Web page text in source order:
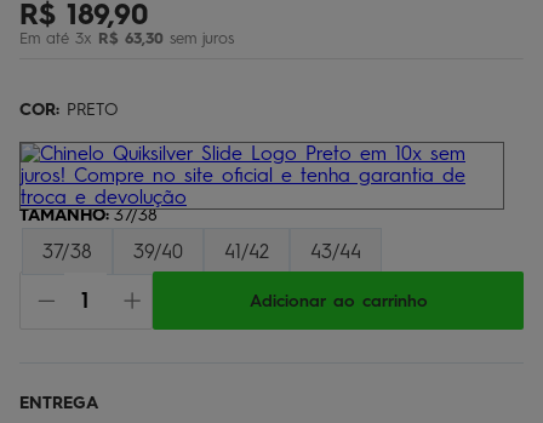
R$ 189,90
Em até 3x R$ 63,30 sem juros
COR: PRETO
TAMANHO: 37/38
37/38 39/40 41/42 43/44
Adicionar ao carrinho
º bermuda
7 º jaqueta
8º boardshort
9 chinelo